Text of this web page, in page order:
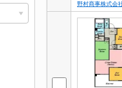
野村商事株式会